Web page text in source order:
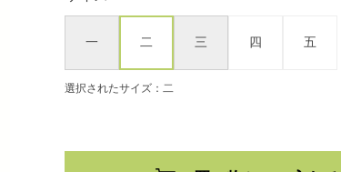
一 二 三 四 五
選択されたサイズ：二